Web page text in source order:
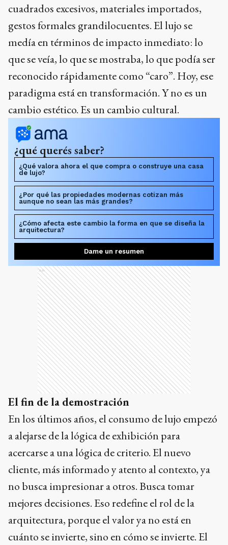
cuadrados excesivos, materiales importados,
gestos formales grandilocuentes. El lujo se
medía en términos de impacto inmediato: lo
que se veía, lo que se mostraba, lo que podía ser
reconocido rápidamente como “caro”. Hoy, ese
paradigma está en transformación. Y no es un
cambio estético. Es un cambio cultural.
¿qué querés saber?
¿Qué valora ahora el que compra o construye una casa
de lujo?
¿Por qué las propiedades modernas cotizan más
aunque no sean las más grandes?
¿Cómo afecta este cambio la forma en que se diseña la
arquitectura?
Dame un resumen
Ads
El fin de la demostración
En los últimos años, el consumo de lujo empezó
a alejarse de la lógica de exhibición para
acercarse a una lógica de criterio. El nuevo
cliente, más informado y atento al contexto, ya
no busca impresionar a otros. Busca tomar
mejores decisiones. Eso redefine el rol de la
arquitectura, porque el valor ya no está en
cuánto se invierte, sino en cómo se invierte. El